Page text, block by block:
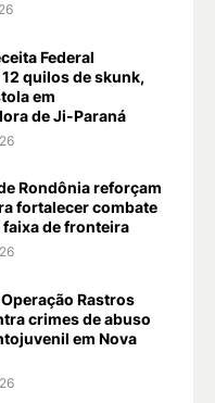
Federal
quilos de skunk,
em
de Ji-Paraná
Rondônia reforçam
fortalecer combate
faixa de fronteira
Rastros
crimes de abuso
em Nova